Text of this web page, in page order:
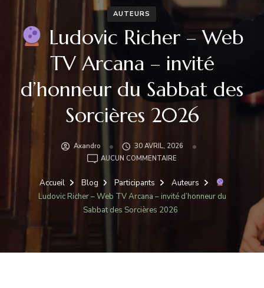
AUTEURS
Ludovic Richer – Web
TV Arcana – invité
d’honneur du Sabbat des
Sorcières 2026
Axandro
30 AVRIL, 2026
AUCUN COMMENTAIRE
RICHER
–
WEB
INVITÉ
Accueil Blog Participants
Auteurs
Ludovic Richer – Web TV Arcana – invité d’honneur du
Sabbat des Sorcières 2026